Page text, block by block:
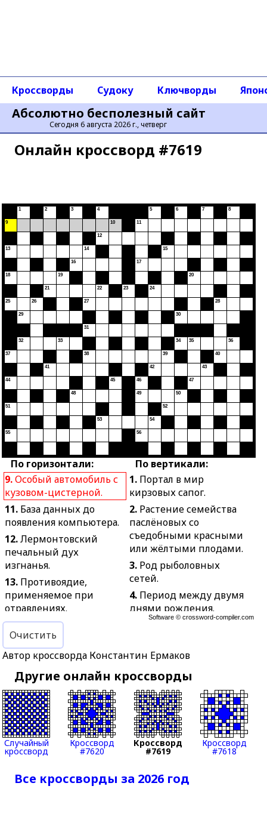
Абсолютно бесполезный сайт
Сегодня 6 августа 2026 г., четверг
Кроссворды Судоку Ключворды
Онлайн кроссворд #7619
По горизонтали:
9.Особый автомобиль с
кузовом-цистерной.
11. База данных до
появления компьютера.
12.Лермонтовский
печальный дух
изгнанья.
13. Противоядие,
применяемое при
отравлениях.
15.Промышленное
зелье.
16.Столбик горной
породы, получаемый в
результате бурения
скважины.
17.Разорение,
банкротство.
18.Высокомерие,
заносчивость.
не от мира сего.
По вертикали:
1. Портал в мир
кирзовых сапог.
2. Растение семейства
паслёновых со
съедобными красными
или жёлтыми плодами.
3. Род рыболовных
сетей.
4. Период между двумя
днями рождения.
6.Характерный момент,
7.Необходимый
признак предмета или
явления.
8.Минерал,
разновидность берилла.
Небольшой, обычно
11.Городская железная
9
13
18
25
37
44
51
55
1
29
32
26
2
21
41
19
33
3
16
48
14
27
31
38
4
12
22
53
10
45
23
11
17
46
49
56
5
24
42
54
15
39
52
6
30
34
50
20
35
47
7
43
28
40
8
36
Software ©crossword-compiler.com
Очистить
Автор кроссворда Константин Ермаков
Другие онлайн кроссворды
Случайный
кроссворд
Кроссворд
#7620
Кроссворд
#7619
Кроссворд
#7618
Все кроссворды за 2026 год